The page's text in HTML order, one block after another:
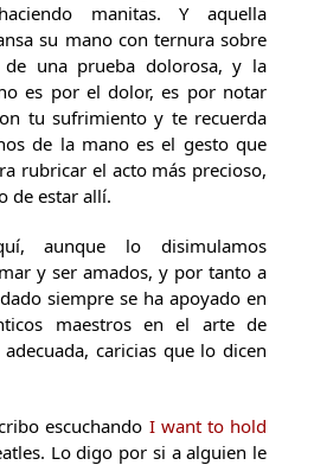
manitas. Y aquella
su mano con ternura sobre
una prueba dolorosa, y la
es por el dolor, es por notar
tu sufrimiento y te recuerda
de la mano es el gesto que
rubricar el acto más precioso,
de estar allí.
aunque lo disimulamos
y ser amados, y por tanto a
siempre se ha apoyado en
maestros en el arte de
caricias que lo dicen
escuchando I want to hold
Lo digo por si a alguien le